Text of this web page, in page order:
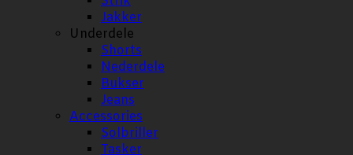
Jakker
Underdele
Shorts
Nederdele
Bukser
Jeans
Accessories
Solbriller
Tasker